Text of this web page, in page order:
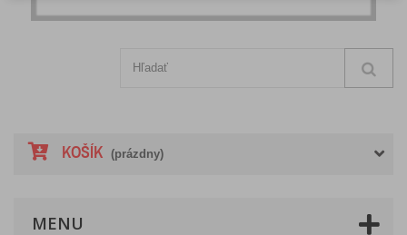
KOŠÍK (prázdny)
MENU